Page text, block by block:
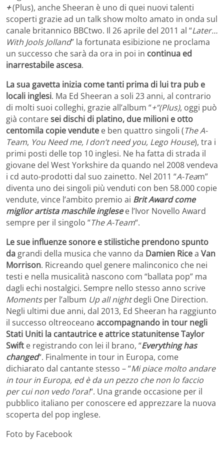
+(Plus), anche Sheeran è uno di quei nuovi talenti
scoperti grazie ad un talk show molto amato in onda sul
canale britannico BBCtwo. Il 26 aprile del 2011 al “Later…
With Jools Jolland” la fortunata esibizione ne proclama
un successo che sarà da ora in poi in continua ed
inarrestabile ascesa.
La sua gavetta inizia come tanti prima di lui tra pub e
locali inglesi. Ma Ed Sheeran a soli 23 anni, al contrario
di molti suoi colleghi, grazie all’album “+”(Plus), oggi può
già contaresei dischi di platino, due milioni e otto
centomila copie vendute e ben quattro singoli (The A-
Team, You Need me, I don’t need you, Lego House), tra i
primi posti delle top 10 inglesi. Ne ha fatta di strada il
giovane del West Yorkshire da quando nel 2008 vendeva
i cd auto-prodotti dal suo zainetto. Nel 2011 “A-Team”
diventa uno dei singoli più venduti con ben 58.000 copie
vendute, vince l’ambito premio ai Brit Award come
miglior artista maschile inglesee l’Ivor Novello Award
sempre per il singolo “The A-Team“.
Le sue influenze sonore e stilistiche prendono spunto
da grandi della musica che vanno da Damien Ricea Van
Morrison. Ricreando quel genere malinconico che nei
testi e nella musicalità nascono com “ballata pop” ma
dagli echi nostalgici. Sempre nello stesso anno scrive
Momentsper l’album Up all nightdegli One Direction.
Negli ultimi due anni, dal 2013, Ed Sheeran ha raggiunto
il successo oltreoceano accompagnando in tour negli
Stati Uniti la cantautrice e attrice statunitense Taylor
Swift e registrando con lei il brano, “Everything has
changed“. Finalmente in tour in Europa, come
dichiarato dal cantante stesso – “Mi piace molto andare
in tour in Europa, ed è da un pezzo che non lo faccio
per cui non vedo l’ora!“. Una grande occasione per il
pubblico italiano per conoscere ed apprezzare la nuova
scoperta del pop inglese.
Foto by Facebook